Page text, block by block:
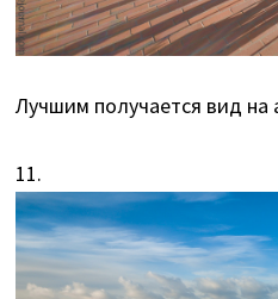
Лучшим получается вид на
11.